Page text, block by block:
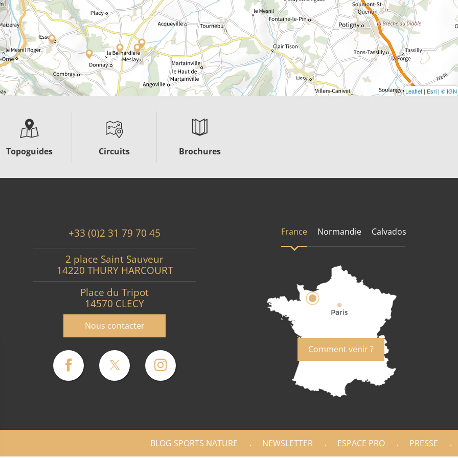
Leaflet | Esri | © IGN
Topoguides Circuits Brochures
+33 (0)2 31 79 70 45
2 place Saint Sauveur
14220 THURY HARCOURT
Place du Tripot
14570 CLECY
Nous contacter
France Normandie Calvados
Comment venir ?
BLOG SPORTS NATURE NEWSLETTER ESPACE PRO PRESSE